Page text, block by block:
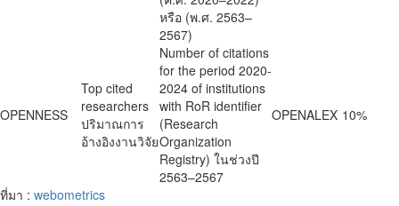
หรือ (พ.ศ. 2563–
2567)
OPENNESS
Top cited
researchers
ปริมาณการ
อ้างอิงงานวิจัย
Number of citations
for the period 2020-
2024 of institutions
with RoR identifier
(Research
Organization
Registry) ในช่วงปี
2563–2567
OPENALEX 10%
ที่มา : webometrics